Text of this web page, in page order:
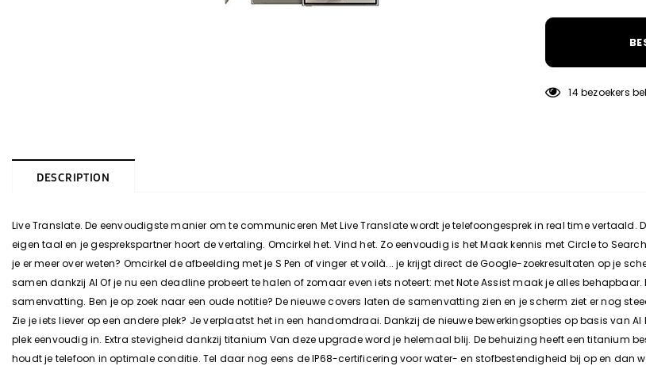
14bezoekers
DESCRIPTION
Live Translate. De eenvoudigste manier om te communiceren Met Live Translate wordt je telefoongesprek in real time
eigen taal en je gesprekspartner hoort de vertaling. Omcirkel het. Vind het. Zo eenvoudig is het Maak kennis met Circle to
je er meer over weten? Omcirkel de afbeelding met je S Pen of vinger et voilà... je krijgt direct de Google-zoekresultaten op je
samen dankzij AI Of je nu een deadline probeert te halen of zomaar even iets noteert: met Note Assist maak je alles
samenvatting. Ben je op zoek naar een oude notitie? De nieuwe covers laten de samenvatting zien en je scherm ziet er nog
Zie je iets liever op een andere plek? Je verplaatst het in een handomdraai. Dankzij de nieuwe bewerkingsopties op basis van
plek eenvoudig in. Extra stevigheid dankzij titanium Van deze upgrade word je helemaal blij. De behuizing heeft een titanium
houdt je telefoon in optimale conditie. Tel daar nog eens de IP68-certificering voor water- en stofbestendigheid bij op en dan